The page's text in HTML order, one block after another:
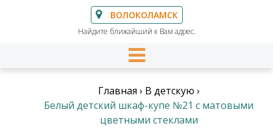
ВОЛОКОЛАМСК
Найдите ближайший к Вам адрес.
Главная › В детскую ›
Белый детский шкаф-купе №21 с матовыми
цветными стеклами